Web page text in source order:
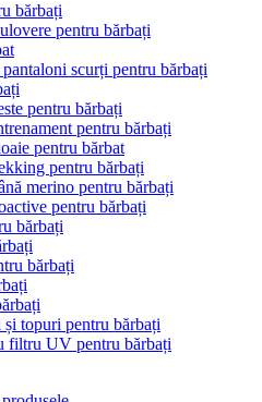
bărbați
pentru bărbați
scurți pentru bărbați
pentru bărbați
pentru bărbați
pentru bărbat
pentru bărbați
merino pentru bărbați
pentru bărbați
bărbați
bărbați
topuri pentru bărbați
filtru UV pentru bărbați